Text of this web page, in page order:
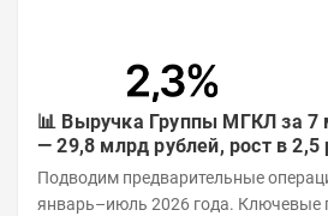
📊 Выручка Группы МГКЛ за 7
— 29,8 млрд рублей, рост в 2,5
Подводим предварительные
январь–июль 2026 года. Ключевые показатели: 💰